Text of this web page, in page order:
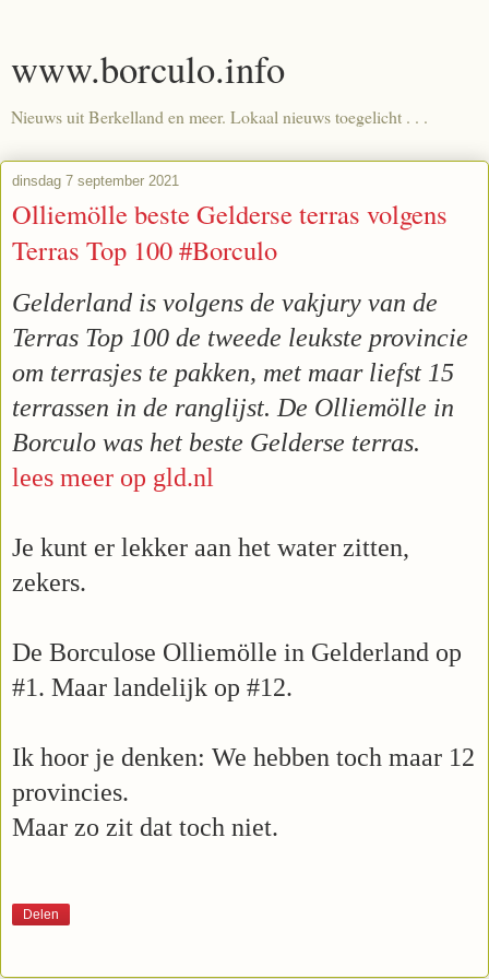
www.borculo.info
Nieuws uit Berkelland en meer. Lokaal nieuws toegelicht . . .
dinsdag 7 september 2021
Olliemölle beste Gelderse terras volgens
Terras Top 100 #Borculo
Gelderland is volgens de vakjury van de
Terras Top 100 de tweede leukste provincie
om terrasjes te pakken, met maar liefst 15
terrassen in de ranglijst. De Olliemölle in
Borculo was het beste Gelderse terras.
lees meer op gld.nl
Je kunt er lekker aan het water zitten,
zekers.
De Borculose Olliemölle in Gelderland op
#1. Maar landelijk op #12.
Ik hoor je denken: We hebben toch maar 12
provincies.
Maar zo zit dat toch niet.
Delen